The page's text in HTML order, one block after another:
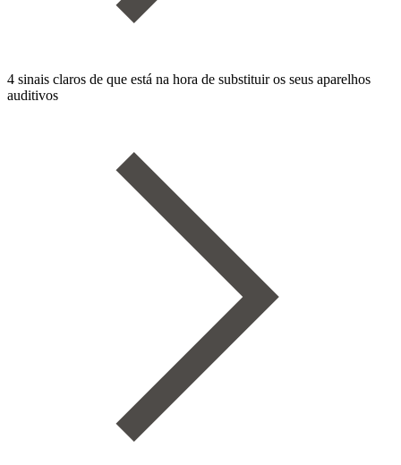
4 sinais claros de que está na hora de substituir os seus aparelhos
auditivos